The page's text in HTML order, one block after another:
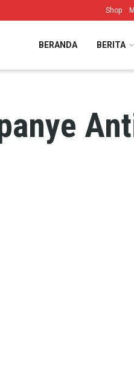
Shop
BERANDA BERITA